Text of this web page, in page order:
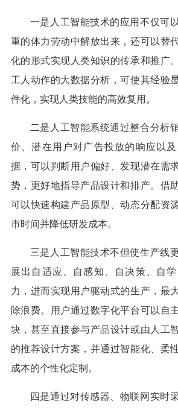
一是人工智能技术的应用不仅可
重的体力劳动中解放出来，还可以替
化的形式实现人类知识的传承和推广
工人动作的大数据分析，可使其经验
件化，实现人类技能的高效复用。
二是人工智能系统通过整合分析
价、潜在用户对广告投放的响应以
据，可以判断用户偏好、发现潜在需
势，更好地指导产品设计和排产。借
可以快速构建产品原型、动态分配资
市时间并降低研发成本。
三是人工智能技术不但使生产线
展出自适应、自感知、自决策、自
力，进而实现用户驱动式的生产，最
除浪费。用户通过数字化平台可以自
块，甚至直接参与产品设计或由人工
的推荐设计方案，并通过智能化、柔
成本的个性化定制。
四是通过对传感器、物联网实时